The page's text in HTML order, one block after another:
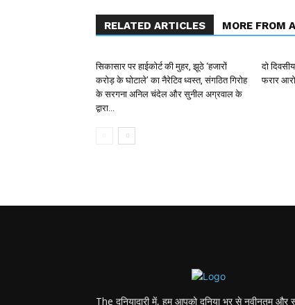
RELATED ARTICLES MORE FROM
सिकासार पर हाईकोर्ट की मुहर, झूठे ‘हजारों
करोड़ के घोटाले’ का नैरेटिव ध्वस्त, संगठित गिरोह
के सरगना अनिल चंदेल और सुनील अग्रवाल के
द्वारा...
दो
फरार
The दुनियादारी में, हम आपको दुनिया भर से नवीनतम और